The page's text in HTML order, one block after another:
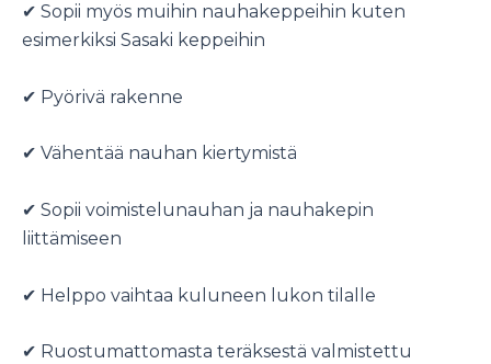
✔ Sopii myös muihin nauhakeppeihin kuten
esimerkiksi Sasaki keppeihin
✔ Pyörivä rakenne
✔ Vähentää nauhan kiertymistä
✔ Sopii voimistelunauhan ja nauhakepin
liittämiseen
✔ Helppo vaihtaa kuluneen lukon tilalle
✔ Ruostumattomasta teräksestä valmistettu